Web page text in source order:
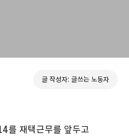
글 작성자: 글쓰는 노동자
를 재택근무를 앞두고